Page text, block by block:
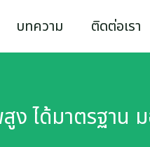
บทความ ติดต่อเรา
ได้มาตรฐาน